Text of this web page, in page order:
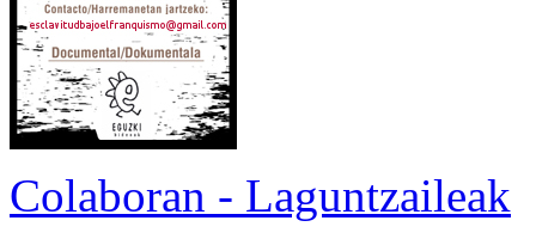
Colaboran - Laguntzaileak